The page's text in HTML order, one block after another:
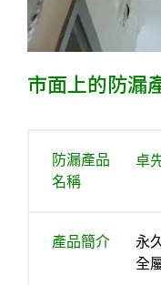
市面上的防漏
防漏產品
名稱
卓
產品簡介
永
全